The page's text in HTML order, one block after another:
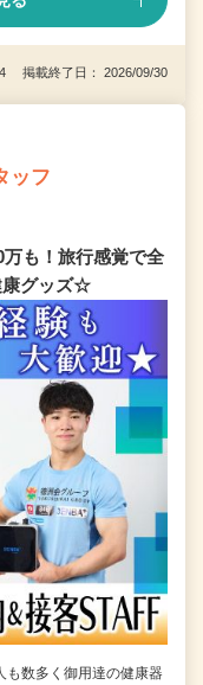
掲載終了日： 2026/09/30
ッフ
も！旅行感覚で全
康グッズ☆
も数多く御用達の健康器